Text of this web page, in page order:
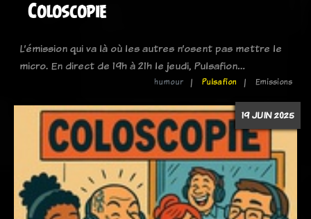
Coloscopie
L’émission qui va là où les autres n’osent pas mettre le
micro. En direct de 19h à 21h le jeudi, Pulsafion…
humour Pulsafion Emissions
19 JUIN 2025